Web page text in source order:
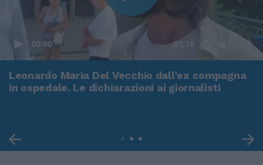
00:00 01:16
Leonardo Maria Del Vecchio dall'ex compagna
in ospedale. Le dichiarazioni ai giornalisti